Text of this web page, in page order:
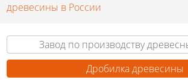
древесины в России
Завод по производству
Дробилка древесины